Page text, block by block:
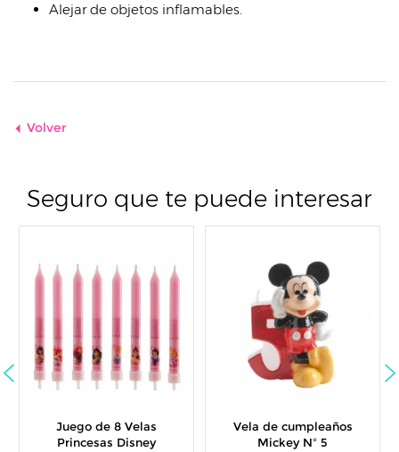
Alejar de objetos inflamables.
Volver
Seguro que te puede interesar
Juego de 8 Velas
Princesas Disney
Vela de cumpleaños
Mickey Nº 5